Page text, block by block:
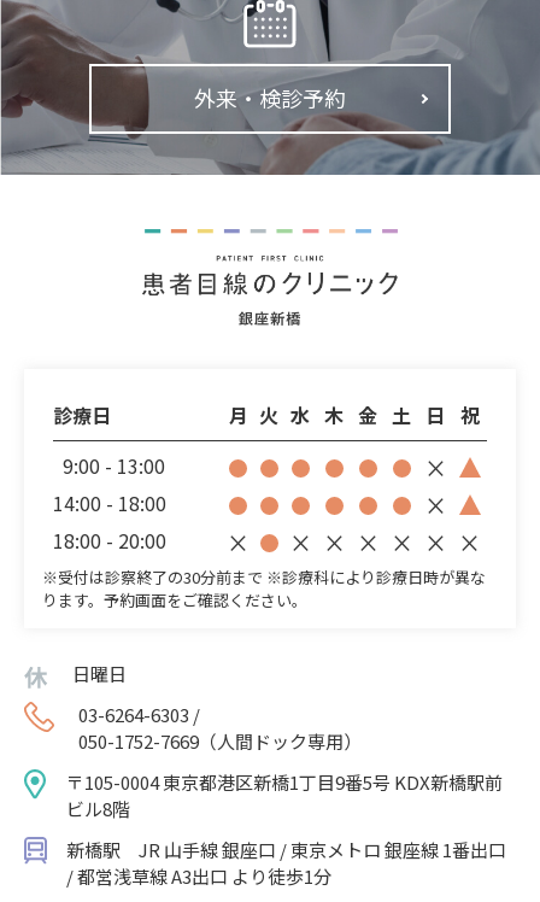
外来・検診予約
診療日 月 火 水 木 金 土 日
祝
9:00 - 13:00
×
14:00 - 18:00 ×
18:00 - 20:00 × × × × × × ×
※受付は診察終了の30分前まで ※診療科により診療日時が異な
ります。予約画面をご確認ください。
日曜日
03-6264-6303 /
050-1752-7669（人間ドック専用）
〒105-0004 東京都港区新橋1丁目9番5号 KDX新橋駅前
ビル8階
新橋駅 JR 山手線 銀座口 / 東京メトロ 銀座線 1番出口
/ 都営浅草線 A3出口 より徒歩1分